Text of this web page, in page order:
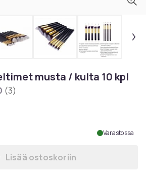
musta / kulta 10 kpl
(3)
Varastossa
Lisää PRO
Lisää ostoskoriin